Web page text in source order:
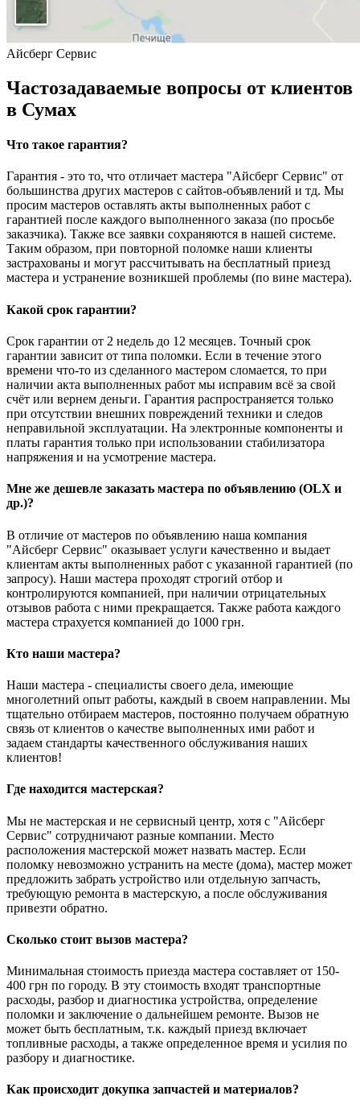
Айсберг Сервис
Частозадаваемые вопросы от клиентов
в Сумах
Что такое гарантия?
Гарантия - это то, что отличает мастера "Айсберг Сервис" от
большинства других мастеров с сайтов-объявлений и тд. Мы
просим мастеров оставлять акты выполненных работ с
гарантией после каждого выполненного заказа (по просьбе
заказчика). Также все заявки сохраняются в нашей системе.
Таким образом, при повторной поломке наши клиенты
застрахованы и могут рассчитывать на бесплатный приезд
мастера и устранение возникшей проблемы (по вине мастера).
Какой срок гарантии?
Срок гарантии от 2 недель до 12 месяцев. Точный срок
гарантии зависит от типа поломки. Если в течение этого
времени что-то из сделанного мастером сломается, то при
наличии акта выполненных работ мы исправим всё за свой
счёт или вернем деньги. Гарантия распространяется только
при отсутствии внешних повреждений техники и следов
неправильной эксплуатации. На электронные компоненты и
платы гарантия только при использовании стабилизатора
напряжения и на усмотрение мастера.
Мне же дешевле заказать мастера по объявлению (OLX и
др.)?
В отличие от мастеров по объявлению наша компания
"Айсберг Сервис" оказывает услуги качественно и выдает
клиентам акты выполненных работ с указанной гарантией (по
запросу). Наши мастера проходят строгий отбор и
контролируются компанией, при наличии отрицательных
отзывов работа с ними прекращается. Также работа каждого
мастера страхуется компанией до 1000 грн.
Кто наши мастера?
Наши мастера - специалисты своего дела, имеющие
многолетний опыт работы, каждый в своем направлении. Мы
тщательно отбираем мастеров, постоянно получаем обратную
связь от клиентов о качестве выполненных ими работ и
задаем стандарты качественного обслуживания наших
клиентов!
Где находится мастерская?
Мы не мастерская и не сервисный центр, хотя с "Айсберг
Сервис" сотрудничают разные компании. Место
расположения мастерской может назвать мастер. Если
поломку невозможно устранить на месте (дома), мастер может
предложить забрать устройство или отдельную запчасть,
требующую ремонта в мастерскую, а после обслуживания
привезти обратно.
Сколько стоит вызов мастера?
Минимальная стоимость приезда мастера составляет от 150-
400 грн по городу. В эту стоимость входят транспортные
расходы, разбор и диагностика устройства, определение
поломки и заключение о дальнейшем ремонте. Вызов не
может быть бесплатным, т.к. каждый приезд включает
топливные расходы, а также определенное время и усилия по
разбору и диагностике.
Как происходит докупка запчастей и материалов?